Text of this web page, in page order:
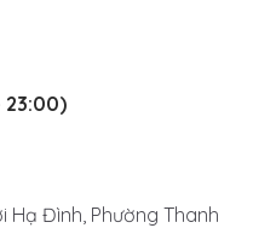
23:00)
Hạ Đình, Phường Thanh